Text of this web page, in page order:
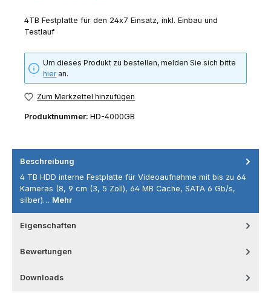
4TB Festplatte für den 24x7 Einsatz, inkl. Einbau und
Testlauf
Um dieses Produkt zu bestellen, melden Sie sich bitte
hieran.
Zum Merkzettel hinzufügen
Produktnummer: HD-4000GB
Beschreibung
4 TB HDD interne Festplatte für Videoaufnahme mit bis zu 64
Kameras (8, 9 cm (3, 5 Zoll), 64 MB Cache, SATA 6 Gb/s,
silber)… Mehr
Eigenschaften
Bewertungen
Downloads